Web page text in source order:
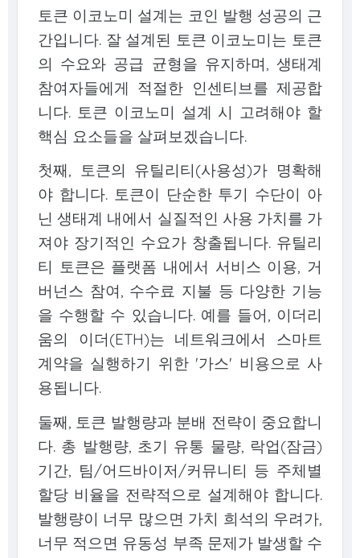
토큰 이코노미 설계는 코인 발행 성공의 근
간입니다. 잘 설계된 토큰 이코노미는 토큰
의 수요와 공급 균형을 유지하며, 생태계
참여자들에게 적절한 인센티브를 제공합
니다. 토큰 이코노미 설계 시 고려해야 할
핵심 요소들을 살펴보겠습니다.
첫째, 토큰의 유틸리티(사용성)가 명확해
야 합니다. 토큰이 단순한 투기 수단이 아
닌 생태계 내에서 실질적인 사용 가치를 가
져야 장기적인 수요가 창출됩니다. 유틸리
티 토큰은 플랫폼 내에서 서비스 이용, 거
버넌스 참여, 수수료 지불 등 다양한 기능
을 수행할 수 있습니다. 예를 들어, 이더리
움의 이더(ETH)는 네트워크에서 스마트
계약을 실행하기 위한 '가스' 비용으로 사
용됩니다.
둘째, 토큰 발행량과 분배 전략이 중요합니
다. 총 발행량, 초기 유통 물량, 락업(잠금)
기간, 팀/어드바이저/커뮤니티 등 주체별
할당 비율을 전략적으로 설계해야 합니다.
발행량이 너무 많으면 가치 희석의 우려가,
너무 적으면 유동성 부족 문제가 발생할 수